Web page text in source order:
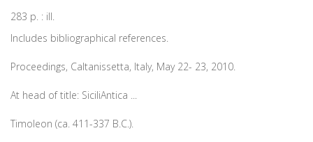
283 p. : ill.
Includes bibliographical references.
Proceedings, Caltanissetta, Italy, May 22- 23, 2010.
At head of title: SiciliAntica ...
Timoleon (ca. 411-337 B.C.).